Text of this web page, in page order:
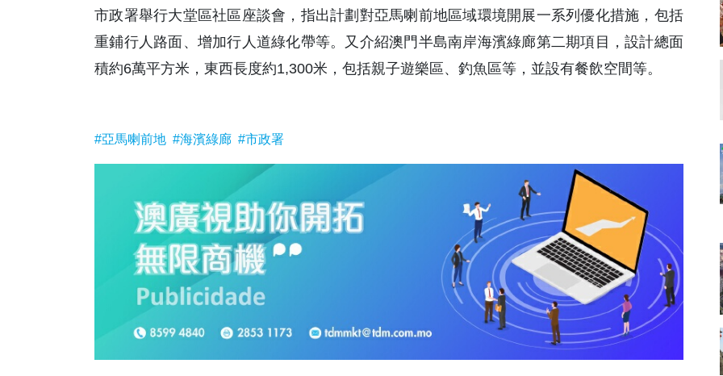
市政署舉行大堂區社區座談會，指出計劃對亞馬喇前地區域環境開展一系列優化措施，包括
重鋪行人路面、增加行人道綠化帶等。又介紹澳門半島南岸海濱綠廊第二期項目，設計總面
積約6萬平方米，東西長度約1,300米，包括親子遊樂區、釣魚區等，並設有餐飲空間等。
#亞馬喇前地 #海濱綠廊 #市政署